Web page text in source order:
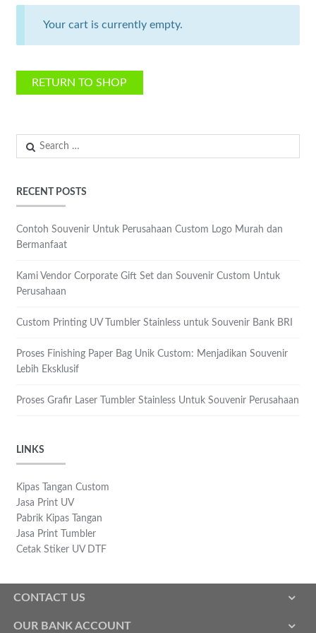
Your cart is currently empty.
RETURN TO SHOP
Search
for:
RECENT POSTS
Contoh Souvenir Untuk Perusahaan Custom Logo Murah dan
Bermanfaat
Kami Vendor Corporate Gift Set dan Souvenir Custom Untuk
Perusahaan
Custom Printing UV Tumbler Stainless untuk Souvenir Bank BRI
Proses Finishing Paper Bag Unik Custom: Menjadikan Souvenir
Lebih Eksklusif
Proses Grafir Laser Tumbler Stainless Untuk Souvenir Perusahaan
LINKS
Kipas Tangan Custom
Jasa Print UV
Pabrik Kipas Tangan
Jasa Print Tumbler
Cetak Stiker UV DTF
CONTACT US
OUR BANK ACCOUNT